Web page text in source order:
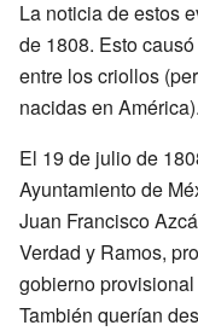
La noticia de estos
de 1808. Esto
entre los criollos
nacidas en América).
El 19 de julio de
Ayuntamiento de
Juan Francisco
Verdad y Ramos,
gobierno
También querían